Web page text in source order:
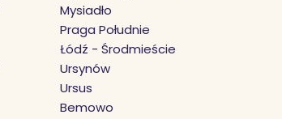
Mysiadło
Praga Południe
Łódź - Środmieście
Ursynów
Ursus
Bemowo